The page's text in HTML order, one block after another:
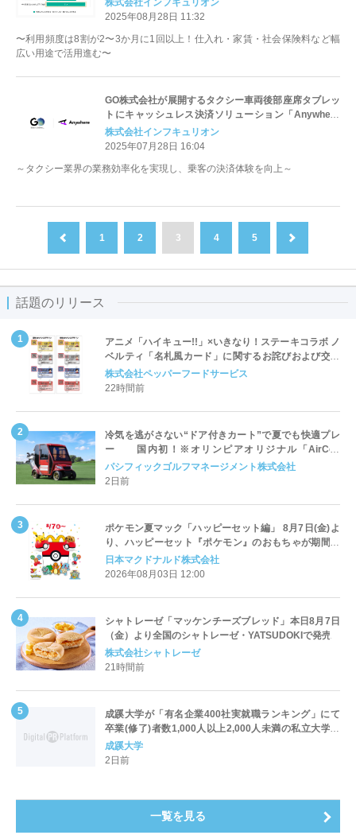
株式会社インフキュリオン
2025年08月28日 11:32
〜利用頻度は8割が2〜3か月に1回以上！仕入れ・家賃・社会保険料など幅
広い用途で活用進む〜
GO株式会社が展開するタクシー車両後部座席タブレッ
トにキャッシュレス決済ソリューション「Anywhere
D135」を導入開始
株式会社インフキュリオン
2025年07月28日 16:04
～タクシー業界の業務効率化を実現し、乗客の決済体験を向上～
1 2 3 4 5
話題のリリース
アニメ「ハイキュー!!」×いきなり！ステーキコラボ ノ
ベルティ「名札風カード」に関するお詫びおよび交換
対応についてのご案内
株式会社ペッパーフードサービス
22時間前
冷気を逃がさない“ドア付きカート”で夏でも快適プレ
ー 国内初！※オリンピアオリジナル「AirCon
Cart（エアコンカート）」導入 | ＰＧＭ
パシフィックゴルフマネージメント株式会社
2日前
ポケモン夏マック「ハッピーセット編」 8月7日(金)よ
り、ハッピーセット『ポケモン』のおもちゃが期間限
定登場
日本マクドナルド株式会社
2026年08月03日 12:00
シャトレーゼ「マッケンチーズブレッド」本日8月7日
（金）より全国のシャトレーゼ・YATSUDOKIで発売
株式会社シャトレーゼ
21時間前
成蹊大学が「有名企業400社実就職ランキング」にて
卒業(修了)者数1,000人以上2,000人未満の私立大学で
全国第1位を獲得！～実就職率は26.5%（前年比＋
4.3pt）に伸長、東京の私立大学でも10位にランクイン
成蹊大学
2日前
一覧を見る